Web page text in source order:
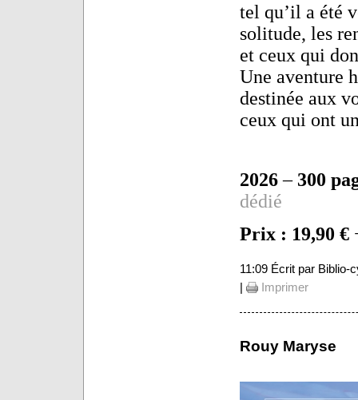
tel qu’il a été
solitude, les
et ceux qui
Une aventure
destinée aux
ceux qui ont
2026– 300
dédié
Prix : 19,90 €
11:09 Écrit par Biblio-
|
Imprimer
Rouy Maryse